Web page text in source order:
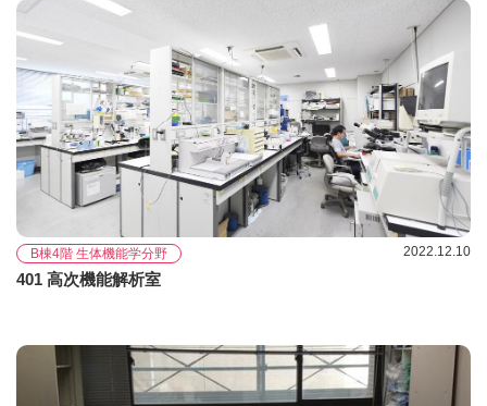
B棟4階 生体機能学分野 2022.12.10
401 高次機能解析室